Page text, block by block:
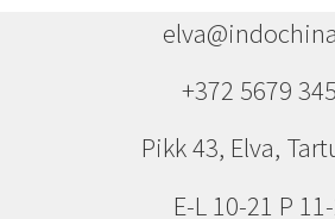
+372 5679
Pikk 43, Elva,
E-L 10-21 P